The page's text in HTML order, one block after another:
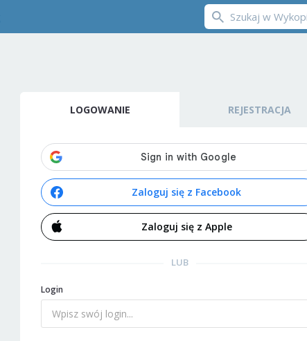
LOGOWANIE REJESTRACJA
Zaloguj się z Facebook
Zaloguj się z Apple
LUB
Login